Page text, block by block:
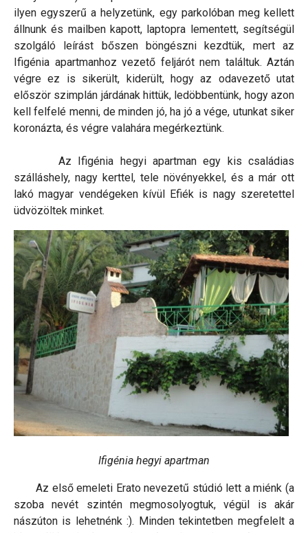
ilyen egyszerű a helyzetünk, egy parkolóban meg kellett
állnunk és mailben kapott, laptopra lementett, segítségül
szolgáló leírást bőszen böngészni kezdtük, mert az
Ifigénia apartmanhoz vezető feljárót nem találtuk. Aztán
végre ez is sikerült, kiderült, hogy az odavezető utat
először szimplán járdának hittük, ledöbbentünk, hogy azon
kell felfelé menni, de minden jó, ha jó a vége, utunkat siker
koronázta, és végre valahára megérkeztünk.
Az Ifigénia hegyi apartman egy kis családias
szálláshely, nagy kerttel, tele növényekkel, és a már ott
lakó magyar vendégeken kívül Efiék is nagy szeretettel
üdvözöltek minket.
Ifigénia hegyi apartman
Az első emeleti Erato nevezetű stúdió lett a miénk (a
szoba nevét szintén megmosolyogtuk, végül is akár
nászúton is lehetnénk :). Minden tekintetben megfelelt a